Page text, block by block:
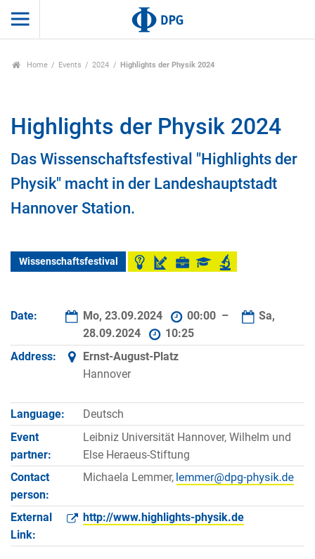
Home Events 2024 Highlights der Physik 2024
Highlights der Physik 2024
Das Wissenschaftsfestival "Highlights der
Physik" macht in der Landeshauptstadt
Hannover Station.
Wissenschaftsfestival
Date: Mo, 23.09.2024 00:00 –
Sa,
28.09.2024
10:25
Address:
Ernst-August-Platz
Hannover
Language:
Deutsch
Event
partner:
Leibniz Universität Hannover, Wilhelm und
Else Heraeus-Stiftung
Contact
person:
Michaela Lemmer,
External
Link:
http://www.highlights-physik.de